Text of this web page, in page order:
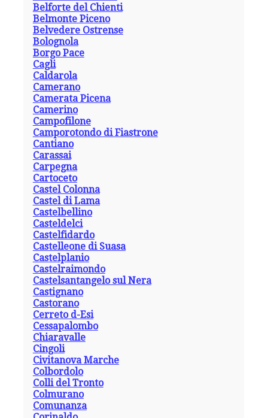
Belforte del Chienti
Belmonte Piceno
Belvedere Ostrense
Bolognola
Borgo Pace
Cagli
Caldarola
Camerano
Camerata Picena
Camerino
Campofilone
Camporotondo di Fiastrone
Cantiano
Carassai
Carpegna
Cartoceto
Castel Colonna
Castel di Lama
Castelbellino
Casteldelci
Castelfidardo
Castelleone di Suasa
Castelplanio
Castelraimondo
Castelsantangelo sul Nera
Castignano
Castorano
Cerreto d-Esi
Cessapalombo
Chiaravalle
Cingoli
Civitanova Marche
Colbordolo
Colli del Tronto
Colmurano
Comunanza